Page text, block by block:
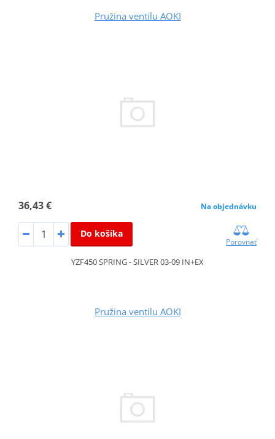
Pružina ventilu AOKI
36,43 € Na objednávku
Do košíka
Porovnať
YZF450 SPRING - SILVER 03-09 IN+EX
Pružina ventilu AOKI